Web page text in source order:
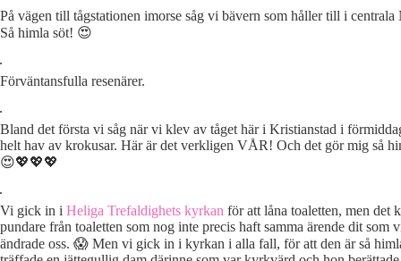
På vägen till tågstationen imorse såg vi bävern som håller till i
Så himla söt! 😍
Förväntansfulla resenärer.
Bland det första vi såg när vi klev av tåget här i Kristianstad i
helt hav av krokusar. Här är det verkligen VÅR! Och det gör mig så
😍💖💖💖
Vi gick in i Heliga Trefaldighets kyrkan för att låna toaletten, men det
pundare från toaletten som nog inte precis haft samma ärende dit som
ändrade oss. 😱 Men vi gick in i kyrkan i alla fall, för att den är så